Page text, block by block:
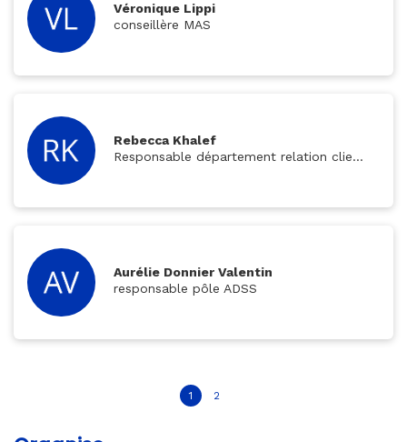
Véronique Lippi
conseillère MAS
Rebecca Khalef
Responsable département relation clients
Aurélie Donnier Valentin
responsable pôle ADSS
1 2